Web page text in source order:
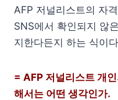
AFP 저널리스트의 자
SNS에서 확인되지 않
지한다든지 하는 식이
= AFP 저널리스트 개
해서는 어떤 생각인가.